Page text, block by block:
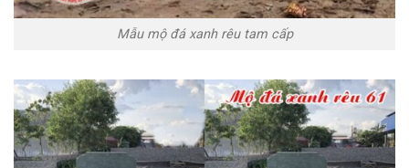
Mẫu mộ đá xanh rêu tam cấp